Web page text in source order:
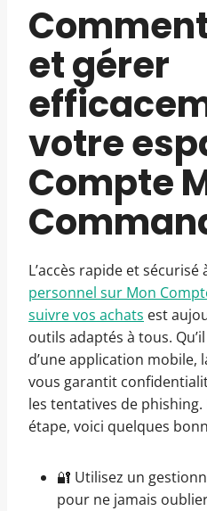
et gérer
votre
Compte
L’accès rapide et sécurisé
personnel sur Mon
suivre vos achats est
outils adaptés à tous. Qu’il
d’une application mobile,
vous garantit
les tentatives de
étape, voici quelques
🔐 Utilisez un
pour ne jamais